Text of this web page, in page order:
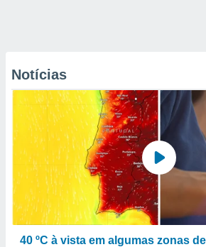
Notícias
40 ºC à vista em algumas zonas